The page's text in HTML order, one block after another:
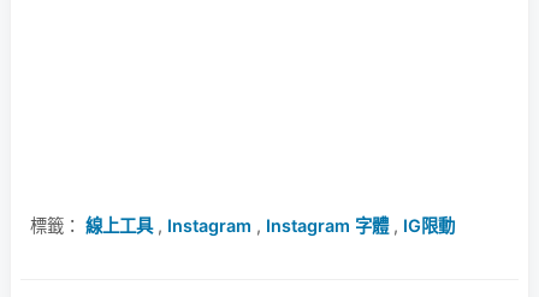
標籤： 線上工具, Instagram , Instagram 字體, IG限動